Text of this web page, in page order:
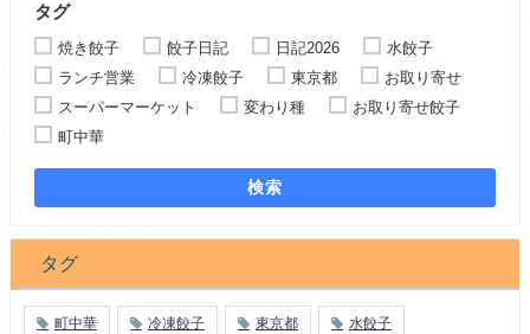
タグ
焼き餃子 餃子日記 日記2026
水餃子
ランチ営業
冷凍餃子 東京都
お取り寄せ
スーパーマーケット
変わり種
お取り寄せ餃子
町中華
検索
タグ
町中華 冷凍餃子 東京都 水餃子